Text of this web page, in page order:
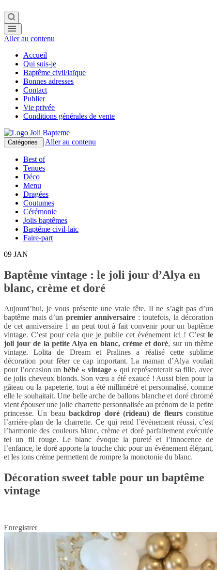
Aller au contenu
Accueil
Qui suis-je
Baptême civil/laïque
Bonnes adresses
Contact
Publier
Vie privée
Conditions générales de vente
Catégories Aller au contenu
Best of
Tenues
Déco
Menu
Dragées
Coutumes
Cérémonie
Jolis baptêmes
Baptême civil-laïc
Faire-part
09 JAN
Baptême vintage : le joli jour d’Alya en
blanc, crème et doré
Aujourd’hui, je vous présente une vraie fête. Il ne s’agit pas d’un
baptême mais d’un premier anniversaire : toutefois, la décoration
de cet anniversaire 1 an peut tout à fait convenir pour un baptême
vintage. C’est pour cela que je publie cet événement ici ! C’est le
joli jour de la petite Alya en blanc, crème et doré, sur un thème
vintage. Lolita de Dream et Pralines a réalisé cette sublime
décoration pour fêter ce cap important. La maman d’Alya voulait
pour l’occasion unbébé « vintage » qui représenterait sa fille, avec
de jolis cheveux blonds. Son vœu a été exaucé ! Aussi bien pour la
gâteau ou la papeterie, tout a été millimétré et personnalisé, comme
elle le souhaitait. Une belle arche de ballons blanche et doré chromé
vient épouser une jolie charrette personnalisée au prénom de la petite
princesse. Un beaubackdrop doré (rideau) de fleursconstitue
l’arrière-plan de la charrette. Ce qui rend l’évènement réussi, c’est
l’harmonie des couleurs blanc, crème et doré parfaitement exécutée
tel un fil rouge. Le blanc évoque la pureté et l’innocence de
l’enfance, le doré apporte la touche chic pour un événement élégant,
et les tons crème permettent de rompre la monotonie du blanc.
Décoration sweet table pour un baptême
vintage
Enregistrer